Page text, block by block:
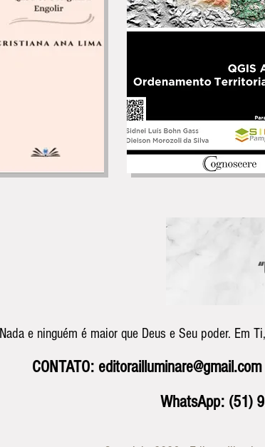
Nada e ninguém é maior que Deus e Seu poder. Em
CONTATO: editorailluminare@gmail.com
WhatsApp: (51)